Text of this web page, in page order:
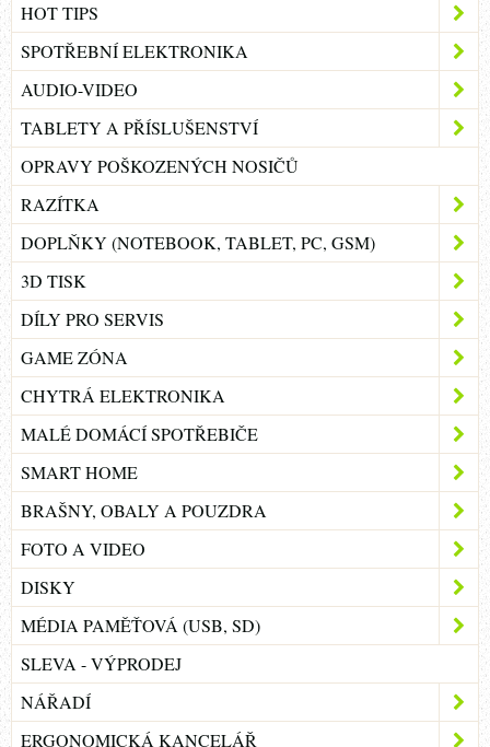
HOT TIPS
SPOTŘEBNÍ ELEKTRONIKA
AUDIO-VIDEO
TABLETY A PŘÍSLUŠENSTVÍ
OPRAVY POŠKOZENÝCH NOSIČŮ
RAZÍTKA
DOPLŇKY (NOTEBOOK, TABLET, PC, GSM)
3D TISK
DÍLY PRO SERVIS
GAME ZÓNA
CHYTRÁ ELEKTRONIKA
MALÉ DOMÁCÍ SPOTŘEBIČE
SMART HOME
BRAŠNY, OBALY A POUZDRA
FOTO A VIDEO
DISKY
MÉDIA PAMĚŤOVÁ (USB, SD)
SLEVA - VÝPRODEJ
NÁŘADÍ
ERGONOMICKÁ KANCELÁŘ